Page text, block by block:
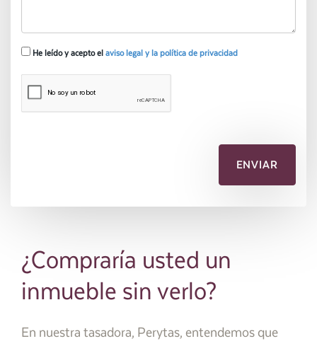
He leído y acepto el aviso legal y la política de privacidad
¿Compraría usted un
inmueble sin verlo?
En nuestra tasadora, Perytas, entendemos que